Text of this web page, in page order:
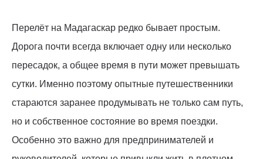
Перелёт на Мадагаскар редко бывает простым.
Дорога почти всегда включает одну или несколько
пересадок, а общее время в пути может превышать
сутки. Именно поэтому опытные путешественники
стараются заранее продумывать не только сам путь,
но и собственное состояние во время поездки.
Особенно это важно для предпринимателей и